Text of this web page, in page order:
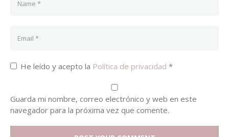
He leído y acepto la Política de privacidad *
Guarda mi nombre, correo electrónico y web en este
navegador para la próxima vez que comente.